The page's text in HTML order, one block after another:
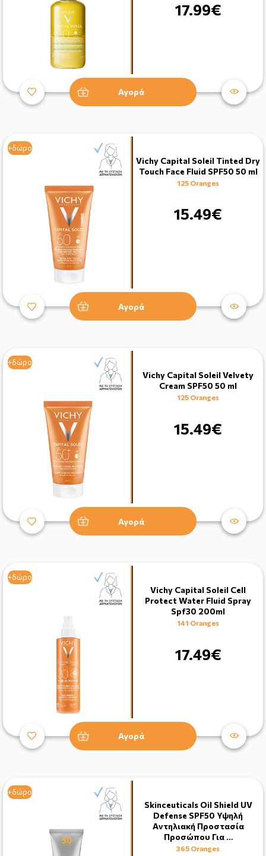
17.99€
Αγορά
+δώρο
Vichy Capital Soleil Tinted Dry
Touch Face Fluid SPF50 50 ml
125 Oranges
15.49€
Αγορά
+δώρο
Vichy Capital Soleil Velvety
Cream SPF50 50 ml
125 Oranges
15.49€
Αγορά
+δώρο
Vichy Capital Soleil Cell
Protect Water Fluid Spray
Spf30 200ml
141 Oranges
17.49€
Αγορά
+δώρο
Skinceuticals Oil Shield UV
Defense SPF50 Υψηλή
Aντηλιακή Προστασία
Προσώπου Για …
365 Oranges